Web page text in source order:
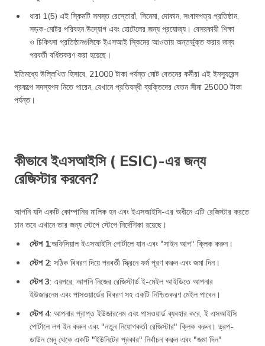
ধারা 1(5) এই স্কিমটি সমস্ত রেস্তোরাঁ, সিনেমা, দোকান, সংবাদপত্র প্রতিষ্ঠান,
সড়ক-মোটর পরিবহন উদ্যোগ এবং হোটেলের জন্য প্রযোজ্য। বেসরকারী শিক্ষা
ও চিকিৎসা প্রতিষ্ঠানগুলিকে ইএসআই স্কিমের আওতায় অন্তর্ভুক্ত করার জন্য
পরবর্তী বর্ধিতকরণ করা হয়েছে।
ইতিমধ্যে উল্লিখিত হিসাবে, 21000 টাকা পর্যন্ত মোট বেতনের কর্মীরা এই ইনস্যুরেন্স
প্রকল্পে সদস্যপদ নিতে পারেন, যেখানে প্রতিবন্ধী ব্যক্তিদের বেতন সীমা 25000 টাকা
পর্যন্ত।
কীভাবে ইএসআইসি ( ESIC)-এর জন্য
রেজিস্টার করবেন?
আপনি যদি একটি কোম্পানির মালিক হন এবং ইএসআইসি-এর অধীনে এটি রেজিস্টার করতে
চান তবে এখানে তার জন্য স্টেপে স্টেপে নির্দেশিকা রয়েছে।
স্টেপ 1:অফিসিয়াল ইএসআইসি পোর্টালে যান এবং "সাইন আপ" ক্লিক করুন।
স্টেপ 2: সঠিক বিবরণ দিয়ে পরবর্তী স্ক্রিনে ফর্ম পূরণ করুন এবং জমা দিন।
স্টেপ 3: এরপরে, আপনি নিজের রেজিস্টার্ড ই-মেইল আইডিতে আপনার
ইউজারনেম এবং পাসওয়ার্ডের বিবরণ সহ একটি নিশ্চিতকরণ মেইল ​​পাবেন।
স্টেপ 4: আপনার প্রাপ্ত ইউজারনেম এবং পাসওয়ার্ড ব্যবহার করে, ই এসআইসি
পোর্টালে লগ ইন করুন এবং "নতুন নিয়োগকর্তা রেজিস্টার" ক্লিক করুন। ড্রপ-
ডাউন মেনু থেকে একটি "ইউনিটের প্রকার" নির্বাচন করুন এবং "জমা দিন"